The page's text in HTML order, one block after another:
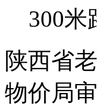
300米
陕西省
物价局